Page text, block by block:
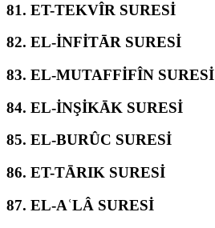
81. ET-TEKVÎR SURESİ
82. EL-İNFİTĀR SURESİ
83. EL-MUTAFFİFÎN SURESİ
84. EL-İNŞİKĀK SURESİ
85. EL-BURÛC SURESİ
86. ET-TĀRIK SURESİ
87. EL-AʿLÂ SURESİ